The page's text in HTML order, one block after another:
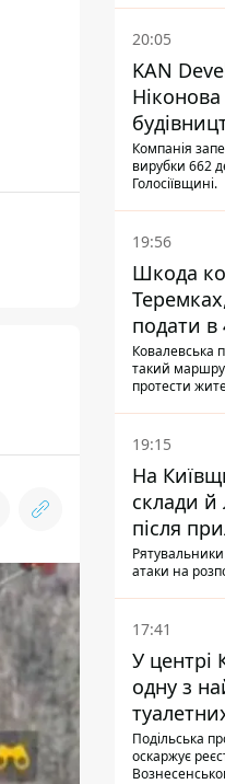
20:05
KAN
Теремках
Компанія
вирубки 662
Голосіївщині.
19:56
Шкода
подати в
Ковалевська
такий
протести
19:15
На
склади й
після
ДСНС
Рятувальники
атаки на
17:41
У центрі
одну з
Подільська
оскаржує